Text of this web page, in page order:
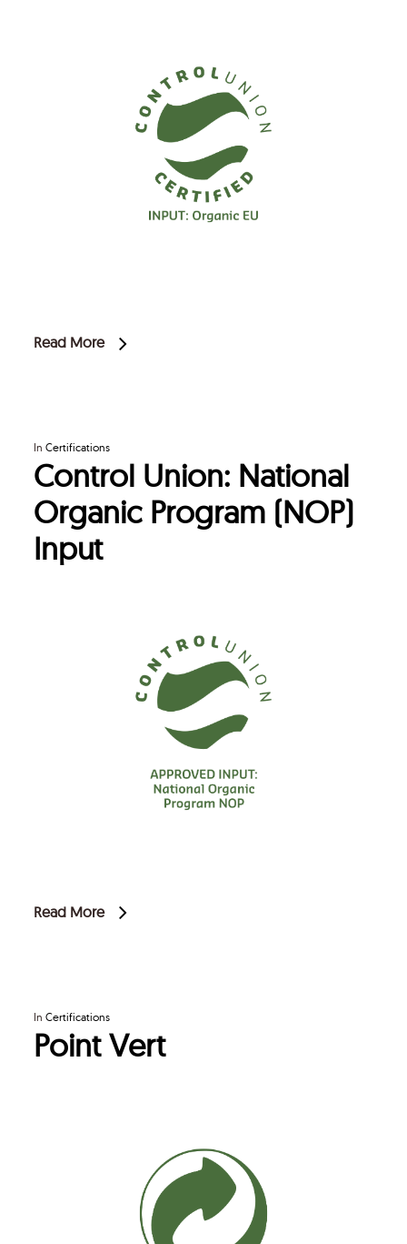
Read More
In Certifications
Control Union: National
Organic Program (NOP)
Input
Read More
In Certifications
Point Vert